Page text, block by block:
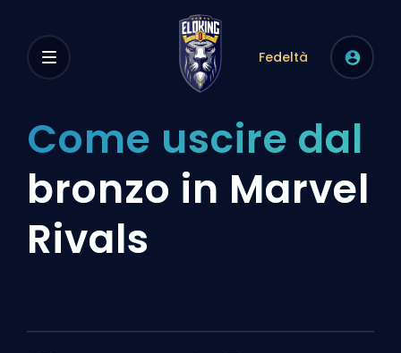
Fedeltà
Come uscire dal
bronzo in Marvel
Rivals